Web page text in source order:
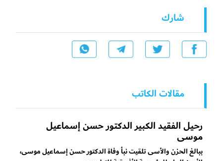
شارك
مقالات الكاتب
رحيل الفقيد الكبير الدكتور حسن إسماعيل
موسى
ببالغ الحزن والأسى تلقيت نبأ وفاة الدكتور حسن إسماعيل موسى،